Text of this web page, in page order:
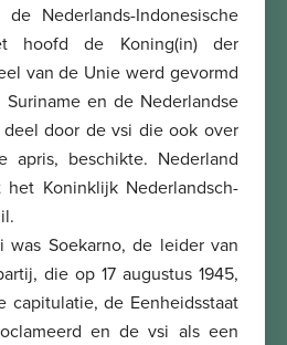
Nederlands-Indonesische
hoofd de Koning(in) der
van de Unie werd gevormd
en de Nederlandse
door de vsi die ook over
apris, beschikte. Nederland
Koninklijk Nederlandsch-
was Soekarno, de leider van
die op 17 augustus 1945,
capitulatie, de Eenheidsstaat
en de vsi als een